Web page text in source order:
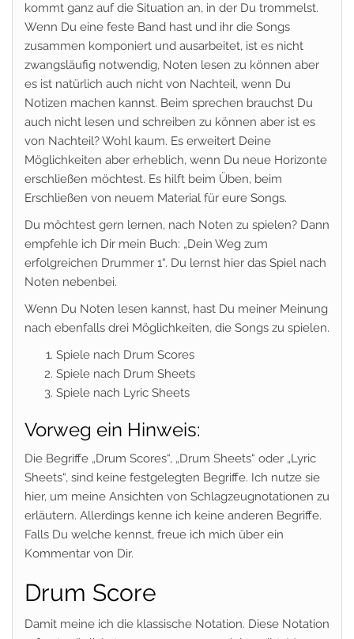
kommt ganz auf die Situation an, in der Du trommelst.
Wenn Du eine feste Band hast und ihr die Songs
zusammen komponiert und ausarbeitet, ist es nicht
zwangsläufig notwendig, Noten lesen zu können aber
es ist natürlich auch nicht von Nachteil, wenn Du
Notizen machen kannst. Beim sprechen brauchst Du
auch nicht lesen und schreiben zu können aber ist es
von Nachteil? Wohl kaum. Es erweitert Deine
Möglichkeiten aber erheblich, wenn Du neue Horizonte
erschließen möchtest. Es hilft beim Üben, beim
Erschließen von neuem Material für eure Songs.
Du möchtest gern lernen, nach Noten zu spielen? Dann
empfehle ich Dir mein Buch: „Dein Weg zum
erfolgreichen Drummer 1“. Du lernst hier das Spiel nach
Noten nebenbei.
Wenn Du Noten lesen kannst, hast Du meiner Meinung
nach ebenfalls drei Möglichkeiten, die Songs zu spielen.
Spiele nach Drum Scores
Spiele nach Drum Sheets
Spiele nach Lyric Sheets
Vorweg ein Hinweis:
Die Begriffe „Drum Scores“, „Drum Sheets“ oder „Lyric
Sheets“, sind keine festgelegten Begriffe. Ich nutze sie
hier, um meine Ansichten von Schlagzeugnotationen zu
erläutern. Allerdings kenne ich keine anderen Begriffe.
Falls Du welche kennst, freue ich mich über ein
Kommentar von Dir.
Drum Score
Damit meine ich die klassische Notation. Diese Notation